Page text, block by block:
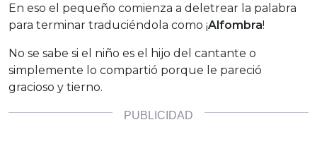
En eso el pequeño comienza a deletrear la palabra
para terminar traduciéndola como ¡Alfombra!
No se sabe si el niño es el hijo del cantante o
simplemente lo compartió porque le pareció
gracioso y tierno.